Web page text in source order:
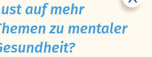
auf mehr
zu mentaler